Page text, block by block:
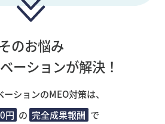
そのお悩み
ーションが解決！
ションのMEO対策は、
円 の 完全成果報酬 で